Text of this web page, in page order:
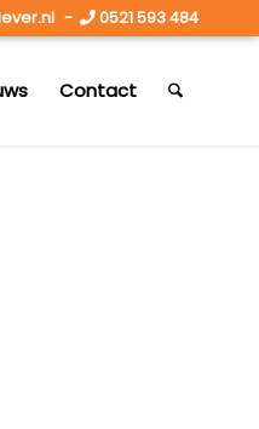
- 0521 593 484
Contact